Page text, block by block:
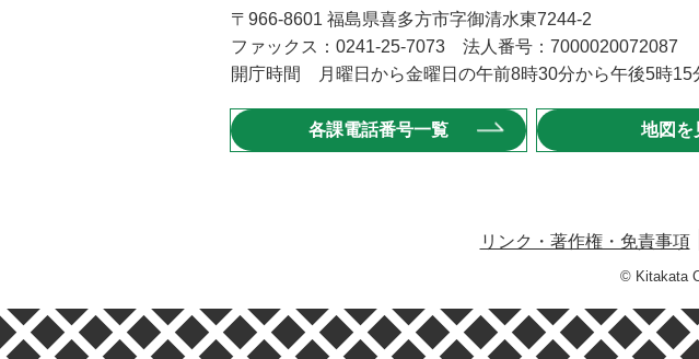
〒966-8601 福島県喜多方市字御清水東7244-2
ファックス：0241-25-7073 法人番号：7000020072087
開庁時間 月曜日から金曜日の午前8時30分から午後5時15
各課電話番号一覧 地図を
リンク・著作権・免責事項
© Kitakata